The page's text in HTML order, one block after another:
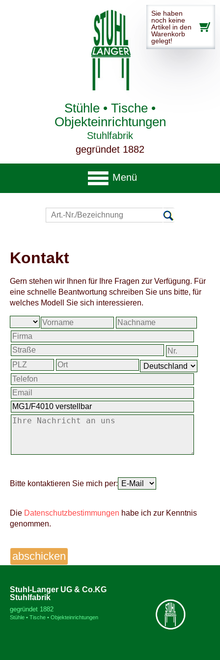
Sie haben
noch keine
Artikel in den
Warenkorb
gelegt!
Stühle • Tische •
Objekteinrichtungen
Stuhlfabrik
gegründet 1882
Menü
Kontakt
Gern stehen wir Ihnen für Ihre Fragen zur Verfügung. Für
eine schnelle Beantwortung schreiben Sie uns bitte, für
welches Modell Sie sich interessieren.
Bitte kontaktieren Sie mich per:
Die Datenschutzbestimmungen habe ich zur Kenntnis
genommen.
Stuhl-Langer UG & Co.KG
Stuhlfabrik
gegründet 1882
Stühle • Tische • Objekteinrichtungen